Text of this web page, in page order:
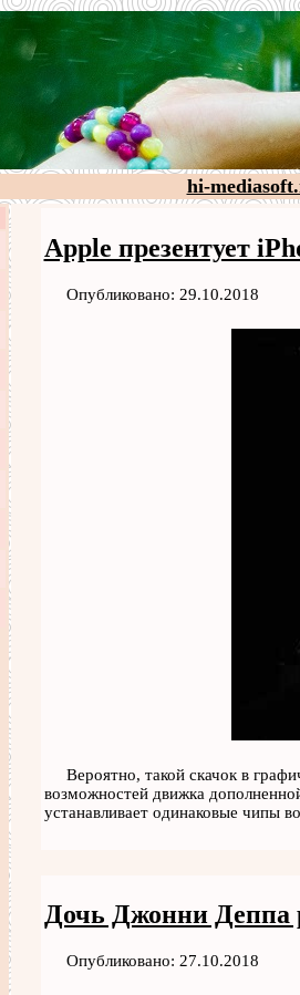
hi-
Apple презентует
Опубликовано: 29.10.2018
Вероятно, такой скачок в
возможностей движка
устанавливает одинаковые чипы
Дочь Джонни Деппа
Опубликовано: 27.10.2018